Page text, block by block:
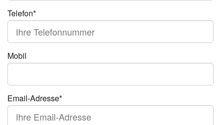
Telefon*
Mobil
Email-Adresse*